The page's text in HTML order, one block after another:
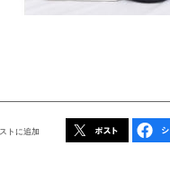
トに追加